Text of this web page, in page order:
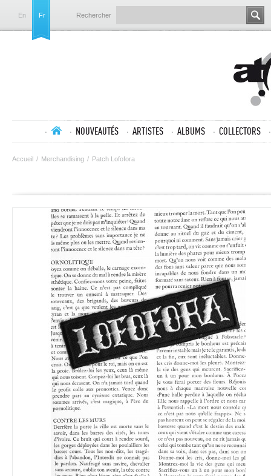
En Fr Rechercher
NOUVEAUTÉS ARTISTES ALBUMS COLLECTORS
Accueil / Merchandising / Patch Lofofora